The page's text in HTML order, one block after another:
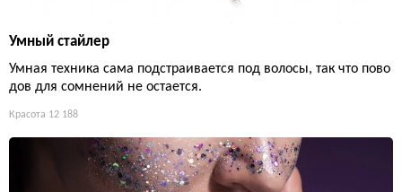
Умный стайлер
Умная техника сама подстраивается под волосы, так что пово
дов для сомнений не остается.
Красота 12 188